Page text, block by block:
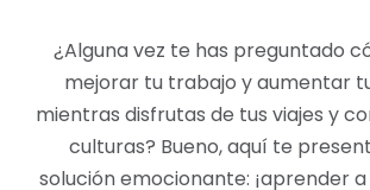
¿Alguna vez te has preguntado
mejorar tu trabajo y aumentar
mientras disfrutas de tus viajes y
culturas? Bueno, aquí te
solución emocionante: ¡aprender a